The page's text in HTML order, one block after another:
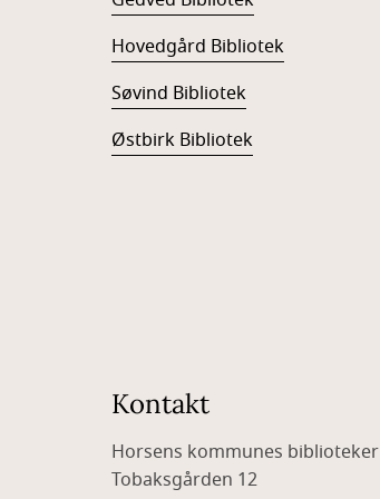
Hovedgård Bibliotek
Søvind Bibliotek
Østbirk Bibliotek
Kontakt
Horsens kommunes biblioteker
Tobaksgården 12